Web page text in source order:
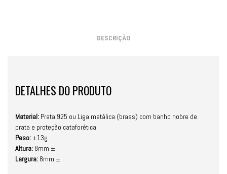
DESCRIÇÃO
DETALHES DO PRODUTO
Material: Prata 925 ou Liga metálica (brass) com banho nobre de
prata e proteção cataforética
Peso: ±13g
Altura: 8mm ±
Largura: 8mm ±